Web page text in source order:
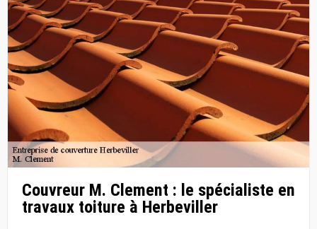
Couvreur M. Clement : le spécialiste en
travaux toiture à Herbeviller